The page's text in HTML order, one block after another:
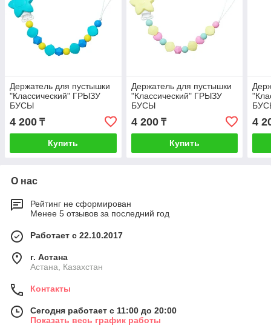
Держатель для пустышки
"Классический" ГРЫЗУ
БУСЫ
4 200 ₸
Купить
Держатель для пустышки
"Классический" ГРЫЗУ
БУСЫ
4 200₸
Купить
4
О нас
Рейтинг не сформирован
Менее 5 отзывов за последний год
Работает с 22.10.2017
г. Астана
Астана, Казахстан
Контакты
Сегодня работает с 11:00 до 20:00
Показать весь график работы